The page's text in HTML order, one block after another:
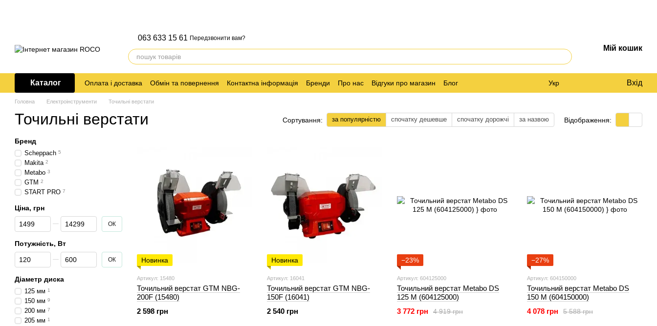
063 633 15 61 Передзвонити вам?
Мій кошик
Каталог Оплата і доставка Обмін та повернення Контактна інформація Бренди Про нас Відгуки про магазин Блог Укр Вхід
Головна Електроінструменти Точильні верстати
Точильні верстати Сортування: за популярністю спочатку дешевше спочатку дорожчі за назвою Відображення:
Новинка
Артикул: 15480
Точильний верстат GTM NBG-
200F (15480)
2 598 грн
Новинка
Артикул: 16041
Точильний верстат GTM NBG-
150F (16041)
2 540 грн
−23%
Артикул: 604125000
Точильний верстат Metabo DS
125 M (604125000)
4 919 грн
3 772 грн
−27%
Артикул: 604150000
Точильний верстат Metabo DS
150 M (604150000)
5 588 грн
4 078 грн
Бренд
Scheppach 5
Makita 2
Metabo 3
GTM 2
START PRO 7
Ціна, грн
Від Ціна, грн
До Ціна, грн ОК
Потужність, Вт
Від Потужність, Вт
До Потужність, Вт ОК
Діаметр диска
125 мм 1
150 мм 9
200 мм 7
205 мм 1